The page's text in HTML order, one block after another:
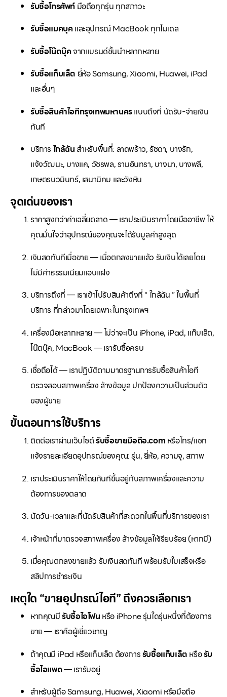
รับซื้อโทรศัพท์ มือถือทุกรุ่น ทุกสภาวะ
รับซื้อแมคบุคและอุปกรณ์ MacBook ทุกโมเดล
รับซื้อโน๊ตบุ๊คจากแบรนด์ชั้นนำหลากหลาย
รับซื้อแท็บเล็ต ยี่ห้อ Samsung, Xiaomi, Huawei, iPad
และอื่นๆ
รับซื้อสินค้าไอทีกรุงเทพมหานครแบบถึงที่ นัดรับ-จ่ายเงิน
ทันที
บริการ ใกล้ฉัน สำหรับพื้นที่: ลาดพร้าว, รัชดา, บางรัก,
แจ้งวัฒนะ, บางแค, วัชรพล, รามอินทรา, บางนา, บางพลี,
เกษตรนวมินทร์, เสนานิคม และวังหิน
จุดเด่นของเรา
ราคาสูงกว่าค่าเฉลี่ยตลาด — เราประเมินราคาโดยมืออาชีพ ให้
คุณมั่นใจว่าอุปกรณ์ของคุณจะได้รับมูลค่าสูงสุด
เงินสดทันทีเมื่อขาย — เมื่อตกลงขายแล้ว รับเงินได้เลยโดย
ไม่มีค่าธรรมเนียมแอบแฝง
บริการถึงที่ — เราเข้าไปรับสินค้าถึงที่ “ ใกล้ฉัน ” ในพื้นที่
บริการ ที่กล่าวมาโดยเฉพาะในกรุงเทพฯ
เครื่องมือหลากหลาย — ไม่ว่าจะเป็น iPhone, iPad, แท็บเล็ต,
โน๊ตบุ๊ค, MacBook — เรารับซื้อครบ
เชื่อถือได้ — เราปฏิบัติตามมาตรฐานการรับซื้อสินค้าไอที
ตรวจสอบสภาพเครื่อง ล้างข้อมูล ปกป้องความเป็นส่วนตัว
ของผู้ขาย
ขั้นตอนการใช้บริการ
ติดต่อเราผ่านเว็บไซต์รับซื้อขายมือถือ.com หรือโทร/แชท
แจ้งรายละเอียดอุปกรณ์ของคุณ: รุ่น, ยี่ห้อ, ความจุ, สภาพ
เราประเมินราคาให้โดยทันทีขึ้นอยู่กับสภาพเครื่องและความ
ต้องการของตลาด
นัดวัน-เวลาและที่นัดรับสินค้าที่สะดวกในพื้นที่บริการของเรา
เจ้าหน้าที่มาตรวจสภาพเครื่อง ล้างข้อมูลให้เรียบร้อย (หากมี)
เมื่อคุณตกลงขายแล้ว รับเงินสดทันที พร้อมรับใบเสร็จหรือ
สลิปการชำระเงิน
เหตุใด “ขายอุปกรณ์ไอที” ถึงควรเลือกเรา
หากคุณมีรับซื้อไอโฟน หรือ iPhone รุ่นใดรุ่นหนึ่งที่ต้องการ
ขาย — เราคือผู้เชี่ยวชาญ
ถ้าคุณมี iPad หรือแท็บเล็ต ต้องการรับซื้อแท็บเล็ต หรือรับ
ซื้อไอแพด— เรารับอยู่
สำหรับผู้ถือ Samsung, Huawei, Xiaomi หรือมือถือ